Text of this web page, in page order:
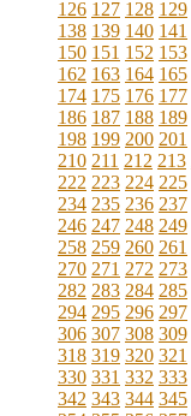
126 127 128 129
138 139 140 141
150 151 152 153
162 163 164 165
174 175 176 177
186 187 188 189
198 199 200 201
210 211 212 213
222 223 224 225
234 235 236 237
246 247 248 249
258 259 260 261
270 271 272 273
282 283 284 285
294 295 296 297
306 307 308 309
318 319 320 321
330 331 332 333
342 343 344 345